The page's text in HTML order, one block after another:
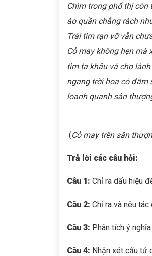
Chìm trong phố thị còn
áo quần chẳng rách
Trái tim rạn vỡ vẫn
Cỏ may không hẹn mà
tìm ta khâu vá cho
ngang trời hoa cỏ đẫm
loanh quanh sân
(Cỏ may trên sân
Trả lời các câu hỏi:
Câu 1: Chỉ ra dấu hiệu
Câu 2: Chỉ ra và nêu
Câu 3: Phân tích ý
Câu 4: Nhận xét cấu tứ